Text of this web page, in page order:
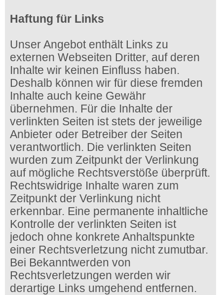
Haftung für Links
Unser Angebot enthält Links zu
externen Webseiten Dritter, auf deren
Inhalte wir keinen Einfluss haben.
Deshalb können wir für diese fremden
Inhalte auch keine Gewähr
übernehmen. Für die Inhalte der
verlinkten Seiten ist stets der jeweilige
Anbieter oder Betreiber der Seiten
verantwortlich. Die verlinkten Seiten
wurden zum Zeitpunkt der Verlinkung
auf mögliche Rechtsverstöße überprüft.
Rechtswidrige Inhalte waren zum
Zeitpunkt der Verlinkung nicht
erkennbar. Eine permanente inhaltliche
Kontrolle der verlinkten Seiten ist
jedoch ohne konkrete Anhaltspunkte
einer Rechtsverletzung nicht zumutbar.
Bei Bekanntwerden von
Rechtsverletzungen werden wir
derartige Links umgehend entfernen.